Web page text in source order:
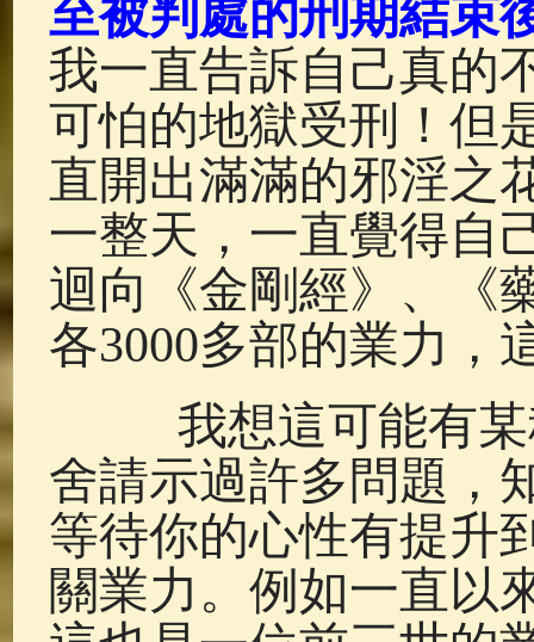
至被判處的刑期結束
我一直告訴自己真的
可怕的地獄受刑！但
直開出滿滿的邪淫之
一整天，一直覺得自
迴向《金剛經》、《
各3000多部的業力，
我想這可能有某
舍請示過許多問題，
等待你的心性有提升
關業力。例如一直以